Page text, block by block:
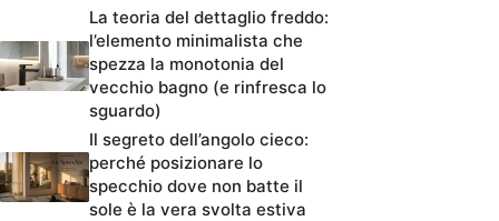
La teoria del dettaglio freddo:
l’elemento minimalista che
spezza la monotonia del
vecchio bagno (e rinfresca lo
sguardo)
Il segreto dell’angolo cieco:
perché posizionare lo
specchio dove non batte il
sole è la vera svolta estiva